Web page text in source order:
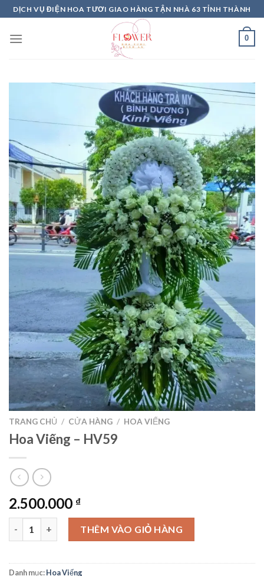
Skip
to
content
DỊCH VỤ ĐIỆN HOA TƯƠI GIAO HÀNG TẬN NHÀ 63 TỈNH THÀNH
0
TRANG CHỦ / CỬA HÀNG / HOA VIẾNG
Hoa Viếng – HV59
2.500.000 ₫
Hoa Viếng – HV59 số lượngTHÊM VÀO GIỎ HÀNG
Danh mục:Hoa Viếng